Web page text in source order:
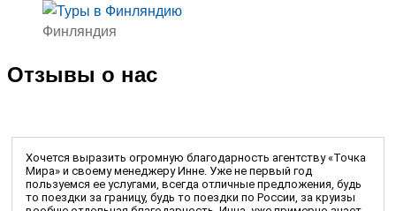
Финляндия
Отзывы о нас
Хочется выразить огромную благодарность агентству «Точка
Мира» и своему менеджеру Инне. Уже не первый год
пользуемся ее услугами, всегда отличные предложения, будь
то поездки за границу, будь то поездки по России, за круизы